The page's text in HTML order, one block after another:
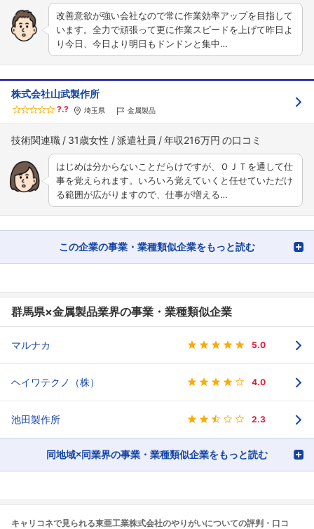
改善意欲が強い会社なので常に作業効率アップを目指して
います。全力で頑張って更に作業スピードを上げて昨日よ
り今日、今日より明日もドンドンと集中…
株式会社山武製作所
?.? 埼玉県 金属製品
技術関連職 31歳女性 派遣社員 年収216万円
はじめは分からないことだらけですが、ＯＪＴを通して仕
事を覚えられます。いろいろ覚えていくと任せていただけ
る範囲が広がりますので、仕事が増える…
この企業の事業・業種類似企業をもっと読む
群馬県×金属製品業界の事業・業種類似企業
マルナカ 5.0
ヘイワテクノ（株） 4.0
池田製作所 2.3
同地域×同業界の事業・業種類似企業をもっと読む
キャリコネで見られる東亜工業株式会社のやりがいについての評判・口コ